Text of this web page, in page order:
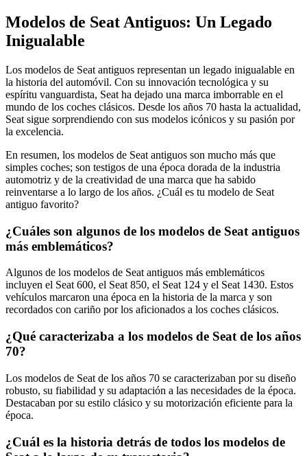
Modelos de Seat Antiguos: Un Legado
Inigualable
Los modelos de Seat antiguos representan un legado inigualable en
la historia del automóvil. Con su innovación tecnológica y su
espíritu vanguardista, Seat ha dejado una marca imborrable en el
mundo de los coches clásicos. Desde los años 70 hasta la actualidad,
Seat sigue sorprendiendo con sus modelos icónicos y su pasión por
la excelencia.
En resumen, los modelos de Seat antiguos son mucho más que
simples coches; son testigos de una época dorada de la industria
automotriz y de la creatividad de una marca que ha sabido
reinventarse a lo largo de los años. ¿Cuál es tu modelo de Seat
antiguo favorito?
¿Cuáles son algunos de los modelos de Seat antiguos
más emblemáticos?
Algunos de los modelos de Seat antiguos más emblemáticos
incluyen el Seat 600, el Seat 850, el Seat 124 y el Seat 1430. Estos
vehículos marcaron una época en la historia de la marca y son
recordados con cariño por los aficionados a los coches clásicos.
¿Qué caracterizaba a los modelos de Seat de los años
70?
Los modelos de Seat de los años 70 se caracterizaban por su diseño
robusto, su fiabilidad y su adaptación a las necesidades de la época.
Destacaban por su estilo clásico y su motorización eficiente para la
época.
¿Cuál es la historia detrás de todos los modelos de